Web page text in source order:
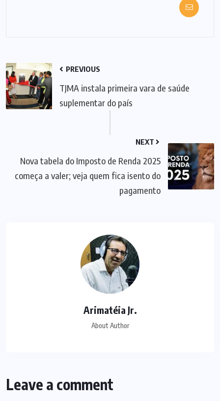
PREVIOUS
TJMA instala primeira vara de saúde
suplementar do país
NEXT
Nova tabela do Imposto de Renda 2025
começa a valer; veja quem fica isento do
pagamento
Arimatéia Jr.
About Author
Leave a comment